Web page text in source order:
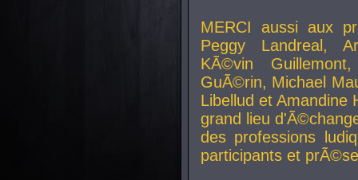
MERCI aussi aux
Peggy Landreal,
KÃ©vin
GuÃ©rin, Michael
Libellud et Amandine
grand lieu
des professions
participants et